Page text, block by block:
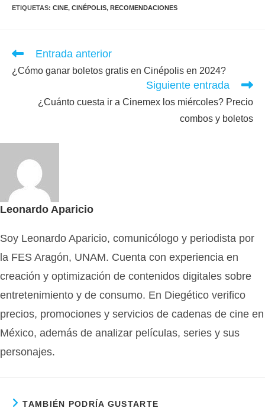
ETIQUETAS: CINE, CINÉPOLIS, RECOMENDACIONES
Leer
artículos
Entrada anterior
¿Cómo ganar boletos gratis en Cinépolis en 2024?
Siguiente entrada
¿Cuánto cuesta ir a Cinemex los miércoles? Precio
combos y boletos
Leonardo Aparicio
Soy Leonardo Aparicio, comunicólogo y periodista por
la FES Aragón, UNAM. Cuenta con experiencia en
creación y optimización de contenidos digitales sobre
entretenimiento y de consumo. En Diegético verifico
precios, promociones y servicios de cadenas de cine en
México, además de analizar películas, series y sus
personajes.
TAMBIÉN PODRÍA GUSTARTE